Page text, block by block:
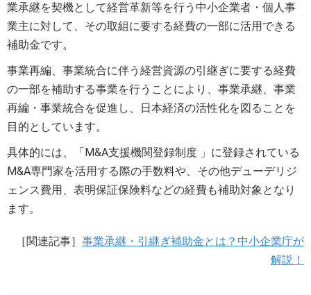
業承継を契機として経営革新等を行う中小企業者・個人事
業主に対して、その取組に要する経費の一部に活用できる
補助金です。
事業再編、事業統合に伴う経営資源の引継ぎに要する経費
の一部を補助する事業を行うことにより、事業承継、事業
再編・事業統合を促進し、日本経済の活性化を図ることを
目的としています。
具体的には、「M&A支援機関登録制度 」に登録されている
M&A専門家を活用する際の手数料や、その他デューデリジ
ェンス費用、表明保証保険料などの経費も補助対象となり
ます。
［関連記事］ 事業承継・引継ぎ補助金とは？中小企業庁が
解説！